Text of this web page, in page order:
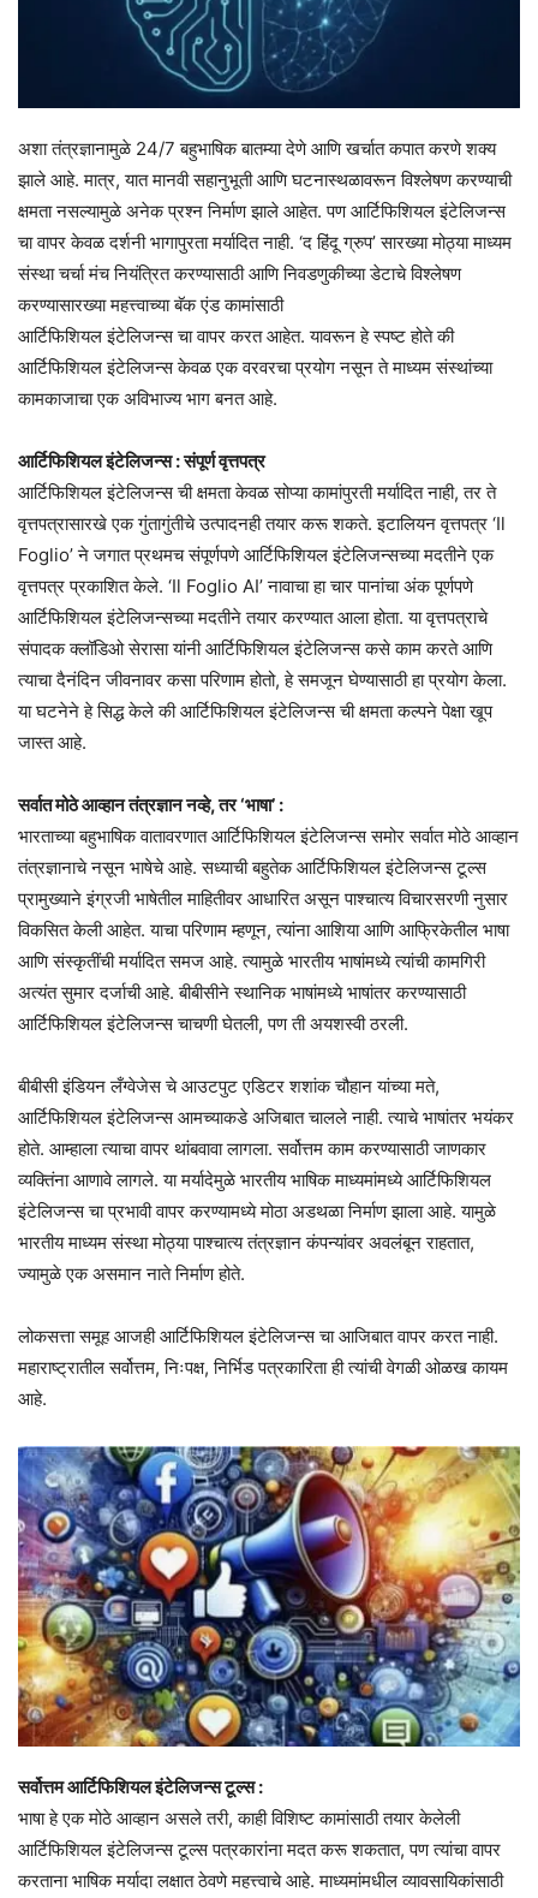
अशा तंत्रज्ञानामुळे 24/7 बहुभाषिक बातम्या देणे आणि खर्चात कपात करणे शक्य
झाले आहे. मात्र, यात मानवी सहानुभूती आणि घटनास्थळावरून विश्लेषण करण्याची
क्षमता नसल्यामुळे अनेक प्रश्न निर्माण झाले आहेत. पण आर्टिफिशियल इंटेलिजन्स
चा वापर केवळ दर्शनी भागापुरता मर्यादित नाही. ‘द हिंदू ग्रुप’ सारख्या मोठ्या माध्यम
संस्था चर्चा मंच नियंत्रित करण्यासाठी आणि निवडणुकीच्या डेटाचे विश्लेषण
करण्यासारख्या महत्त्वाच्या बॅक एंड कामांसाठी
आर्टिफिशियल इंटेलिजन्स चा वापर करत आहेत. यावरून हे स्पष्ट होते की
आर्टिफिशियल इंटेलिजन्स केवळ एक वरवरचा प्रयोग नसून ते माध्यम संस्थांच्या
कामकाजाचा एक अविभाज्य भाग बनत आहे.
आर्टिफिशियल इंटेलिजन्स : संपूर्ण वृत्तपत्र
आर्टिफिशियल इंटेलिजन्स ची क्षमता केवळ सोप्या कामांपुरती मर्यादित नाही, तर ते
वृत्तपत्रासारखे एक गुंतागुंतीचे उत्पादनही तयार करू शकते. इटालियन वृत्तपत्र ‘Il
Foglio’ ने जगात प्रथमच संपूर्णपणे आर्टिफिशियल इंटेलिजन्सच्या मदतीने एक
वृत्तपत्र प्रकाशित केले. ‘Il Foglio AI’ नावाचा हा चार पानांचा अंक पूर्णपणे
आर्टिफिशियल इंटेलिजन्सच्या मदतीने तयार करण्यात आला होता. या वृत्तपत्राचे
संपादक क्लॉडिओ सेरासा यांनी आर्टिफिशियल इंटेलिजन्स कसे काम करते आणि
त्याचा दैनंदिन जीवनावर कसा परिणाम होतो, हे समजून घेण्यासाठी हा प्रयोग केला.
या घटनेने हे सिद्ध केले की आर्टिफिशियल इंटेलिजन्स ची क्षमता कल्पने पेक्षा खूप
जास्त आहे.
सर्वात मोठे आव्हान तंत्रज्ञान नव्हे, तर ‘भाषा’ :
भारताच्या बहुभाषिक वातावरणात आर्टिफिशियल इंटेलिजन्स समोर सर्वात मोठे आव्हान
तंत्रज्ञानाचे नसून भाषेचे आहे. सध्याची बहुतेक आर्टिफिशियल इंटेलिजन्स टूल्स
प्रामुख्याने इंग्रजी भाषेतील माहितीवर आधारित असून पाश्चात्य विचारसरणी नुसार
विकसित केली आहेत. याचा परिणाम म्हणून, त्यांना आशिया आणि आफ्रिकेतील भाषा
आणि संस्कृतींची मर्यादित समज आहे. त्यामुळे भारतीय भाषांमध्ये त्यांची कामगिरी
अत्यंत सुमार दर्जाची आहे. बीबीसीने स्थानिक भाषांमध्ये भाषांतर करण्यासाठी
आर्टिफिशियल इंटेलिजन्स चाचणी घेतली, पण ती अयशस्वी ठरली.
बीबीसी इंडियन लँग्वेजेस चे आउटपुट एडिटर शशांक चौहान यांच्या मते,
आर्टिफिशियल इंटेलिजन्स आमच्याकडे अजिबात चालले नाही. त्याचे भाषांतर भयंकर
होते. आम्हाला त्याचा वापर थांबवावा लागला. सर्वोत्तम काम करण्यासाठी जाणकार
व्यक्तिंना आणावे लागले. या मर्यादेमुळे भारतीय भाषिक माध्यमांमध्ये आर्टिफिशियल
इंटेलिजन्स चा प्रभावी वापर करण्यामध्ये मोठा अडथळा निर्माण झाला आहे. यामुळे
भारतीय माध्यम संस्था मोठ्या पाश्चात्य तंत्रज्ञान कंपन्यांवर अवलंबून राहतात,
ज्यामुळे एक असमान नाते निर्माण होते.
लोकसत्ता समूह आजही आर्टिफिशियल इंटेलिजन्स चा आजिबात वापर करत नाही.
महाराष्ट्रातील सर्वोत्तम, निःपक्ष, निर्भिड पत्रकारिता ही त्यांची वेगळी ओळख कायम
आहे.
सर्वोत्तम आर्टिफिशियल इंटेलिजन्स टूल्स :
भाषा हे एक मोठे आव्हान असले तरी, काही विशिष्ट कामांसाठी तयार केलेली
आर्टिफिशियल इंटेलिजन्स टूल्स पत्रकारांना मदत करू शकतात, पण त्यांचा वापर
करताना भाषिक मर्यादा लक्षात ठेवणे महत्त्वाचे आहे. माध्यमांमधील व्यावसायिकांसाठी